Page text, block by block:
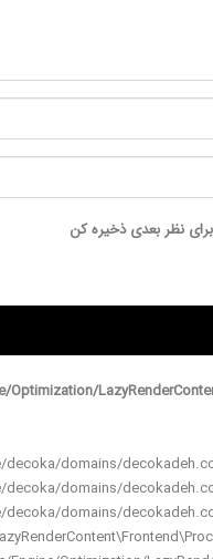
نظر بعدی ذخیره کن
domains/
decoka/domains/
domains/